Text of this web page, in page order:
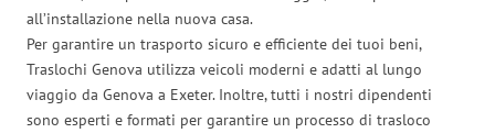
all’installazione nella nuova casa.
Per garantire un trasporto sicuro e efficiente dei tuoi beni,
Traslochi Genova utilizza veicoli moderni e adatti al lungo
viaggio da Genova a Exeter. Inoltre, tutti i nostri dipendenti
sono esperti e formati per garantire un processo di trasloco